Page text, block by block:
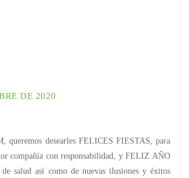
DE 2020
queremos desearles FELICES FIESTAS, para
compañía con responsabilidad, y FELIZ AÑO
salud así como de nuevas ilusiones y éxitos